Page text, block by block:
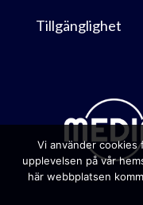
Tillgänglighet
Vi använder
upplevelsen på vår
här webbplatsen